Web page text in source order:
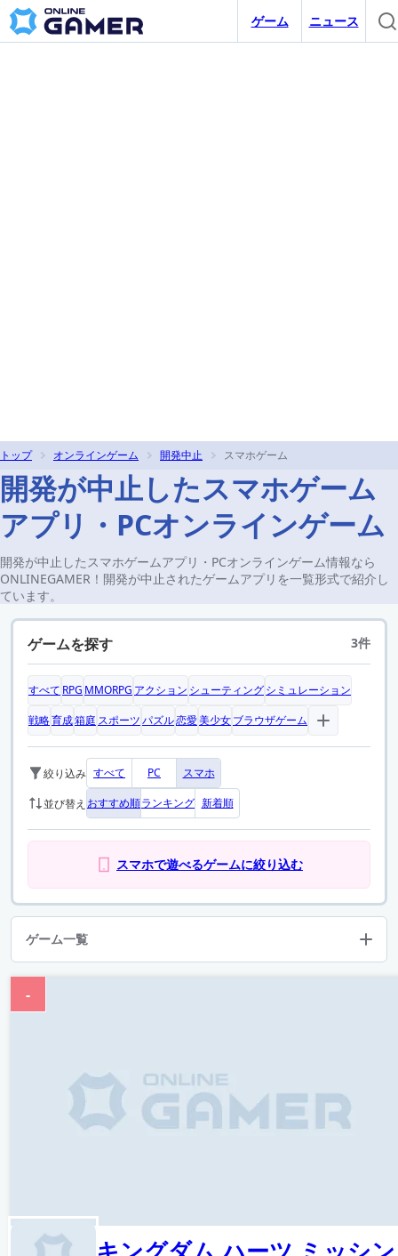
ゲーム ニュース
トップ オンラインゲーム 開発中止 スマホゲーム
開発が中止したスマホゲーム
アプリ・PCオンラインゲーム
開発が中止したスマホゲームアプリ・PCオンラインゲーム情報なら
ONLINEGAMER！開発が中止されたゲームアプリを一覧形式で紹介し
ています。
ゲームを探す 3件
すべて RPG MMORPG アクション シューティングシミュレーション
戦略育成箱庭 スポーツパズル恋愛美少女ブラウザゲーム
絞り込み すべて PC スマホ
並び替え おすすめ順ランキング 新着順
スマホで遊べるゲームに絞り込む
ゲーム一覧
-